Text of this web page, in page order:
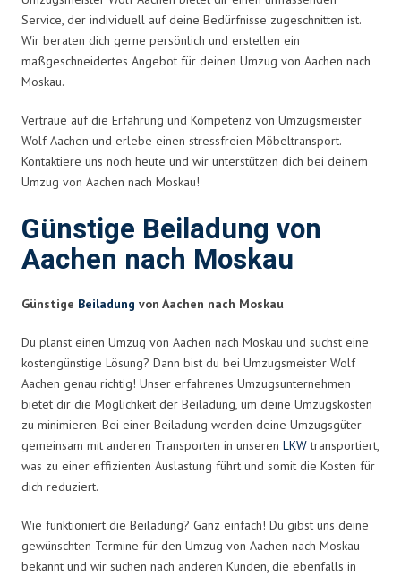
Service, der individuell auf deine Bedürfnisse zugeschnitten ist.
Wir beraten dich gerne persönlich und erstellen ein
maßgeschneidertes Angebot für deinen Umzug von Aachen nach
Moskau.
Vertraue auf die Erfahrung und Kompetenz von Umzugsmeister
Wolf Aachen und erlebe einen stressfreien Möbeltransport.
Kontaktiere uns noch heute und wir unterstützen dich bei deinem
Umzug von Aachen nach Moskau!
Günstige Beiladung von
Aachen nach Moskau
Günstige Beiladung von Aachen nach Moskau
Du planst einen Umzug von Aachen nach Moskau und suchst eine
kostengünstige Lösung? Dann bist du bei Umzugsmeister Wolf
Aachen genau richtig! Unser erfahrenes Umzugsunternehmen
bietet dir die Möglichkeit der Beiladung, um deine Umzugskosten
zu minimieren. Bei einer Beiladung werden deine Umzugsgüter
gemeinsam mit anderen Transporten in unseren LKWtransportiert,
was zu einer effizienten Auslastung führt und somit die Kosten für
dich reduziert.
Wie funktioniert die Beiladung? Ganz einfach! Du gibst uns deine
gewünschten Termine für den Umzug von Aachen nach Moskau
bekannt und wir suchen nach anderen Kunden, die ebenfalls in